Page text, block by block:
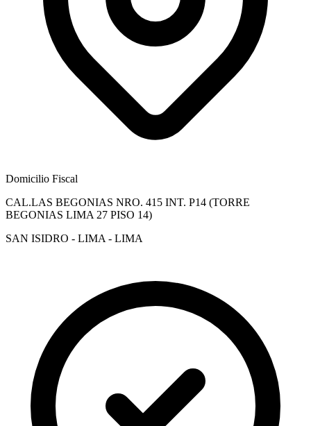
Domicilio Fiscal
CAL.LAS BEGONIAS NRO. 415 INT. P14 (TORRE
BEGONIAS LIMA 27 PISO 14)
SAN ISIDRO - LIMA - LIMA